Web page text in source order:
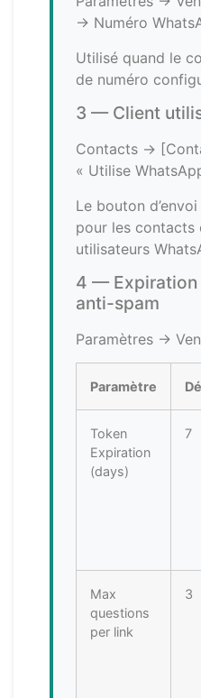
→ Numéro
Utilisé quand le
de numéro
3 — Client
Contacts →
« Utilise
Le bouton
pour les contacts
utilisateurs
4 — Expiration
anti-spam
Paramètres →
Paramètre
Token
Expiration
(days)
7
Max
questions
per link
3